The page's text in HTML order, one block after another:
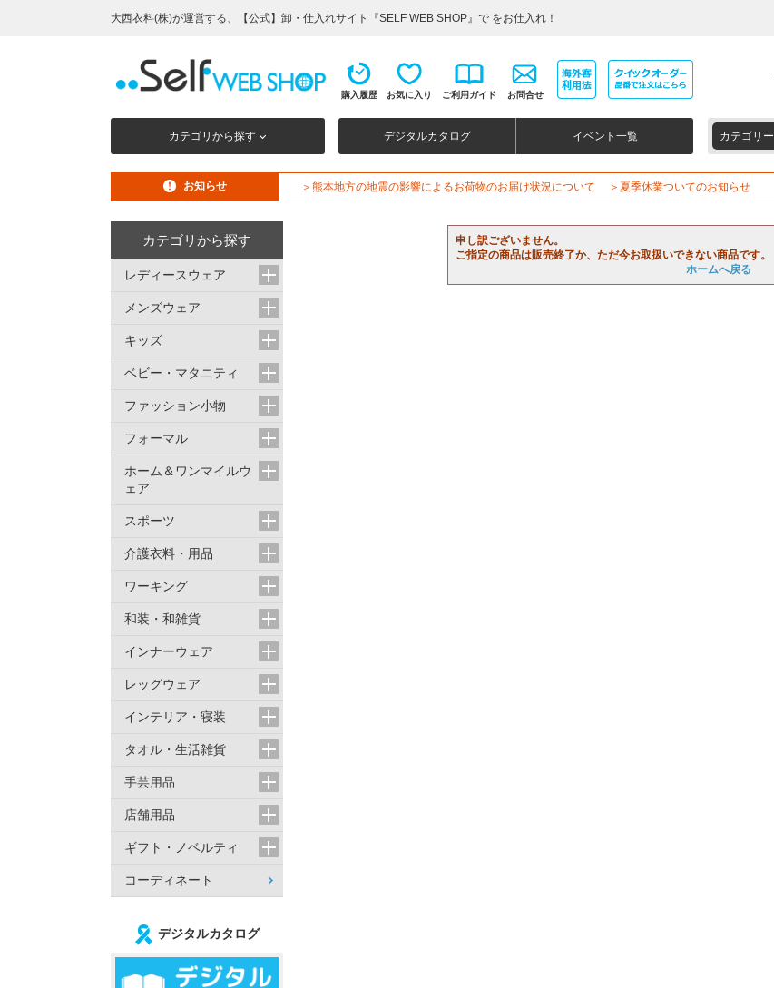
大西衣料(株)が運営する、【公式】卸・仕入れサイト『SELF WEB SHOP』で をお仕入れ！
購入履歴 お気に入り ご利用ガイド お問合せ
カテゴリから探す デジタルカタログ イベント一覧 カテゴリー
お知らせ ＞熊本地方の地震の影響によるお荷物のお届け状況について ＞夏季休業ついてのお知らせ
申し訳ございません。
ご指定の商品は販売終了か、ただ今お取扱いできない商品です。
ホームへ戻る
カテゴリから探す
レディースウェア
メンズウェア
キッズ
ベビー・マタニティ
ファッション小物
フォーマル
ホーム＆ワンマイルウ
ェア
スポーツ
介護衣料・用品
ワーキング
和装・和雑貨
インナーウェア
レッグウェア
インテリア・寝装
タオル・生活雑貨
手芸用品
店舗用品
ギフト・ノベルティ
コーディネート
デジタルカタログ